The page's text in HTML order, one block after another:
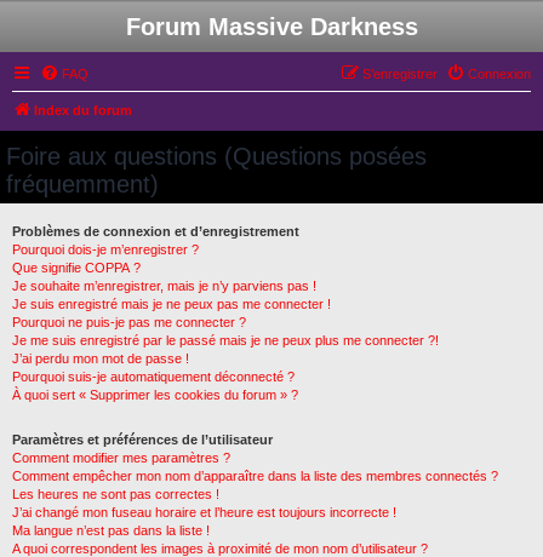
Forum Massive Darkness
FAQ Connexion
S’enregistrer
Index du forum
Foire aux questions (Questions posées
fréquemment)
Problèmes de connexion et d’enregistrement
Pourquoi dois-je m’enregistrer ?
Que signifie COPPA ?
Je souhaite m’enregistrer, mais je n’y parviens pas !
Je suis enregistré mais je ne peux pas me connecter !
Pourquoi ne puis-je pas me connecter ?
Je me suis enregistré par le passé mais je ne peux plus me connecter ?!
J’ai perdu mon mot de passe !
Pourquoi suis-je automatiquement déconnecté ?
À quoi sert « Supprimer les cookies du forum » ?
Paramètres et préférences de l’utilisateur
Comment modifier mes paramètres ?
Comment empêcher mon nom d’apparaître dans la liste des membres connectés ?
Les heures ne sont pas correctes !
J’ai changé mon fuseau horaire et l’heure est toujours incorrecte !
Ma langue n’est pas dans la liste !
A quoi correspondent les images à proximité de mon nom d’utilisateur ?